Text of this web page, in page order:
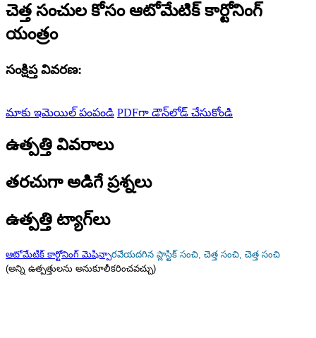
చెత్త సంచుల కోసం ఆటోమేటిక్ కార్టోనింగ్
యంత్రం
సంక్షిప్త వివరణ:
మాకు ఇమెయిల్ పంపండి PDFగా డౌన్‌లోడ్ చేసుకోండి
ఉత్పత్తి వివరాలు
తరచుగా అడిగే ప్రశ్నలు
ఉత్పత్తి ట్యాగ్‌లు
ఆటోమేటిక్ కార్టోనింగ్ మెషిన్పారవేయదగిన ప్లాస్టిక్ సంచి, చెత్త సంచి, చెత్త సంచి
(అన్ని ఉత్పత్తులను అనుకూలీకరించవచ్చు)